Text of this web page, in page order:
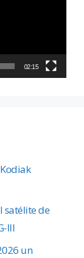
02:15
satélite de
III
un